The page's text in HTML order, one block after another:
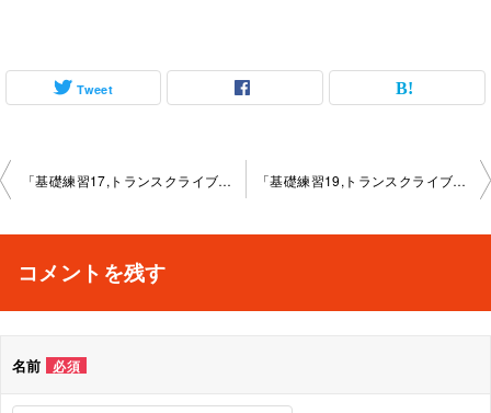
Tweet
投
ビ
「基礎練習17,トランスクライブ」オンライン教室2025-4-7-no0033-1146 「基礎練習19,トランスクライブ」オンライン教室2025-5-12-no0033-1146
コメントを残す
名前 必須